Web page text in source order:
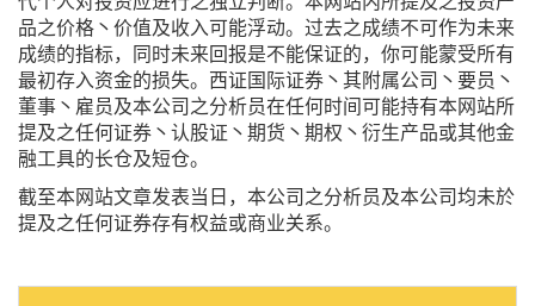
品之价格丶价值及收入可能浮动。过去之成绩不可作为未来
成绩的指标，同时未来回报是不能保证的，你可能蒙受所有
最初存入资金的损失。西证国际证券丶其附属公司丶要员丶
董事丶雇员及本公司之分析员在任何时间可能持有本网站所
提及之任何证券丶认股证丶期货丶期权丶衍生产品或其他金
融工具的长仓及短仓。
截至本网站文章发表当日，本公司之分析员及本公司均未於
提及之任何证券存有权益或商业关系。